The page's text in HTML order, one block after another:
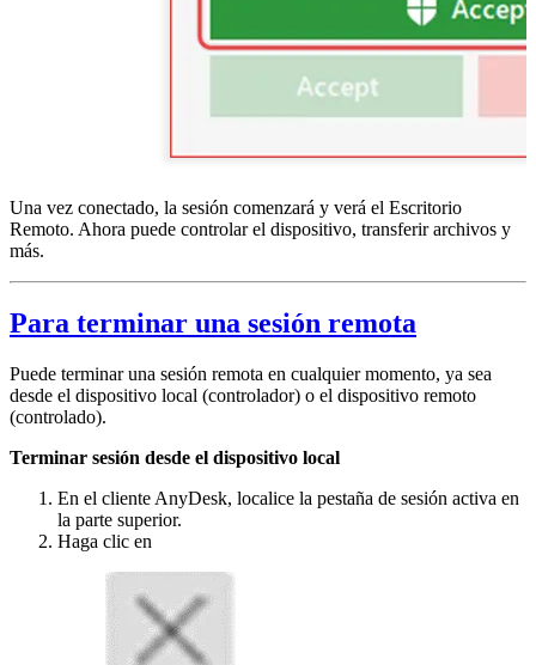
Una vez conectado, la sesión comenzará y verá el Escritorio
Remoto. Ahora puede controlar el dispositivo, transferir archivos y
más.
Para terminar una sesión remota
Puede terminar una sesión remota en cualquier momento, ya sea
desde el dispositivo local (controlador) o el dispositivo remoto
(controlado).
Terminar sesión desde el dispositivo local
En el cliente AnyDesk, localice la pestaña de sesión activa en
la parte superior.
Haga clic en